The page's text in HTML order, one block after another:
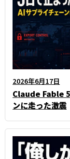
2026年6月17日
Claude Fable
ンに走った激震